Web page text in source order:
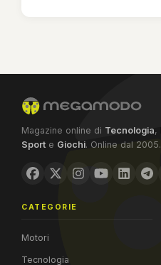
Magazine online di Tecnologia,
Sport e Giochi. Online dal 2005.
CATEGORIE
Motori
Tecnologia